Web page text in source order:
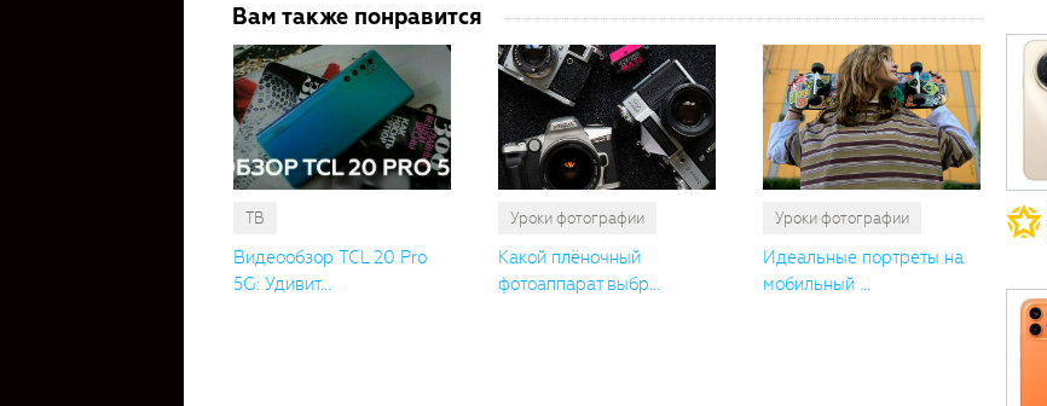
Вам также понравится
ТВ
Видеообзор TCL 20 Pro
5G: Удивит...
Уроки фотографии
Какой плёночный
фотоаппарат выбр...
Уроки фотографии
Идеальные портреты на
мобильный ...